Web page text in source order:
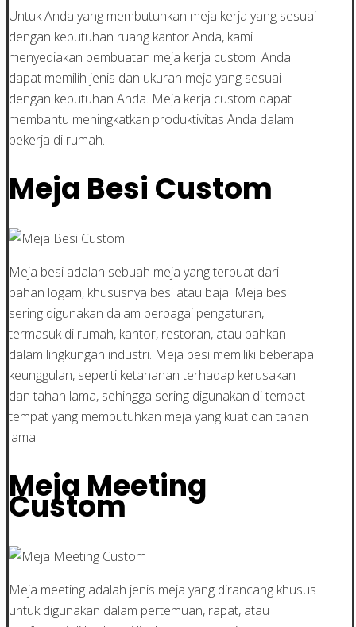
Untuk Anda yang membutuhkan meja kerja yang sesuai
dengan kebutuhan ruang kantor Anda, kami
menyediakan pembuatan meja kerja custom. Anda
dapat memilih jenis dan ukuran meja yang sesuai
dengan kebutuhan Anda. Meja kerja custom dapat
membantu meningkatkan produktivitas Anda dalam
bekerja di rumah.
Meja Besi Custom
Meja besi adalah sebuah meja yang terbuat dari
bahan logam, khususnya besi atau baja. Meja besi
sering digunakan dalam berbagai pengaturan,
termasuk di rumah, kantor, restoran, atau bahkan
dalam lingkungan industri. Meja besi memiliki beberapa
keunggulan, seperti ketahanan terhadap kerusakan
dan tahan lama, sehingga sering digunakan di tempat-
tempat yang membutuhkan meja yang kuat dan tahan
lama.
Meja Meeting
Custom
Meja meeting adalah jenis meja yang dirancang khusus
untuk digunakan dalam pertemuan, rapat, atau